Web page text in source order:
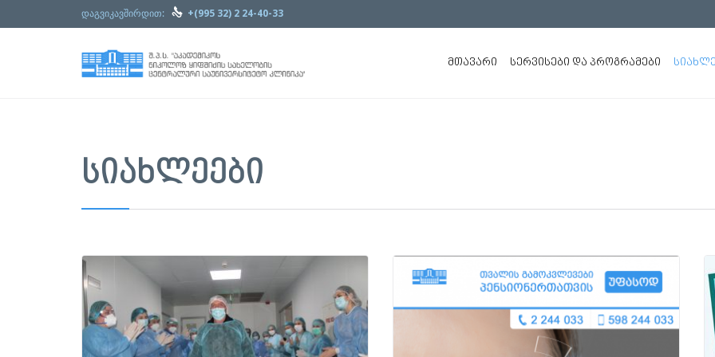
დაგვიკავშირდით:  +(995 32) 2 24-40-33
ᲛᲗᲐᲕᲐᲠᲘ ᲡᲔᲠᲕᲘᲡᲔᲑᲘ ᲓᲐ ᲞᲠᲝᲒᲠᲐᲛᲔᲑᲘ
ᲡᲘᲐᲮᲚᲔᲔᲑᲘ